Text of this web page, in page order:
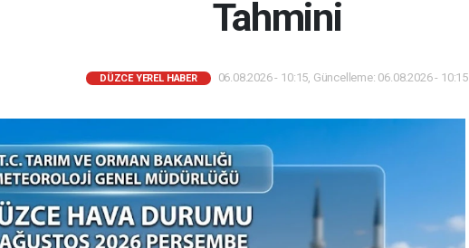
Tahmini
DÜZCE YEREL HABER 06.08.2026 - 10:15, Güncelleme: 06.08.2026 - 10:15